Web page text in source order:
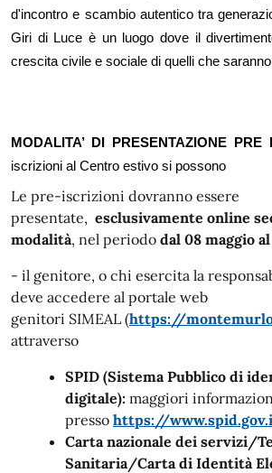
d'incontro e scambio autentico tra
Giri di Luce è unluogo dove il
crescita civile e sociale di quelli che
MODALITA’ DI PRESENTAZIONE PRE
iscrizioni al Centro estivo si possono
Le pre-iscrizioni dovranno essere
presentate, esclusivamente online
modalità, nel periodo dal 08 maggio
- il genitore, o chi esercita la
deve accedere al portale web
genitori SIMEAL (https://
attraverso
SPID (Sistema Pubblico di
digitale): maggiori
presso https://
Carta nazionale dei servizi/
Sanitaria/Carta di Identità